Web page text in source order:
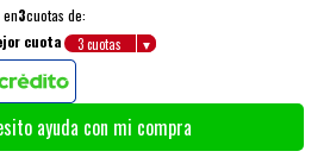
3cuotas de:
cuota
ayuda con mi compra